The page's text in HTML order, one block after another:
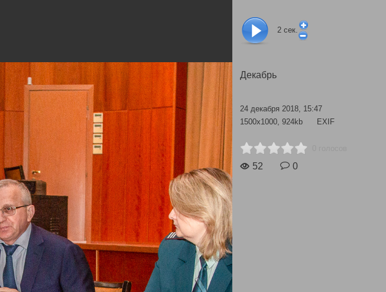
2 сек.
Декабрь
24 декабря 2018, 15:47
1500x1000, 924kb
EXIF
52 0